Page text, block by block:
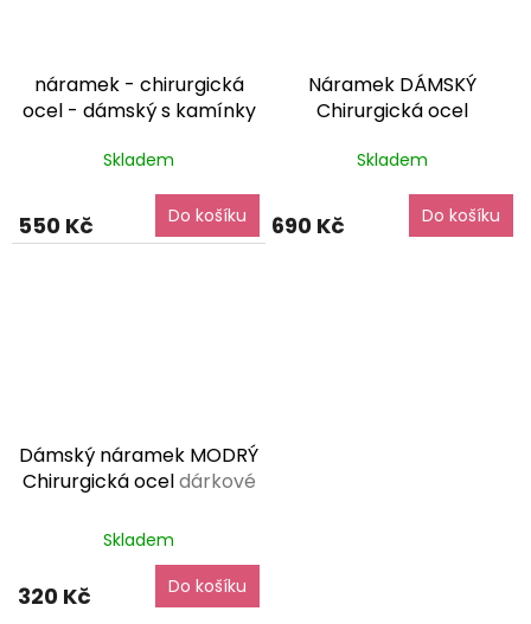
náramek - chirurgická
ocel - dámský s kamínky
zdarma
Skladem
550 Kč Do košíku
Náramek DÁMSKÝ
Chirurgická ocel
zdarma
Skladem
690 Kč Do košíku
Dámský náramek MODRÝ
Chirurgická oceldárkové
hodnocení
produktu
5,0
Skladem
320 Kč Do košíku